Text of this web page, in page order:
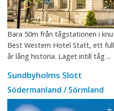
Bara 50m från tågstationen i
Best Western Hotel Statt, ett
år lång historia. Läget intill tåg ...
Sundbyholms Slott
Södermanland / Sörmland